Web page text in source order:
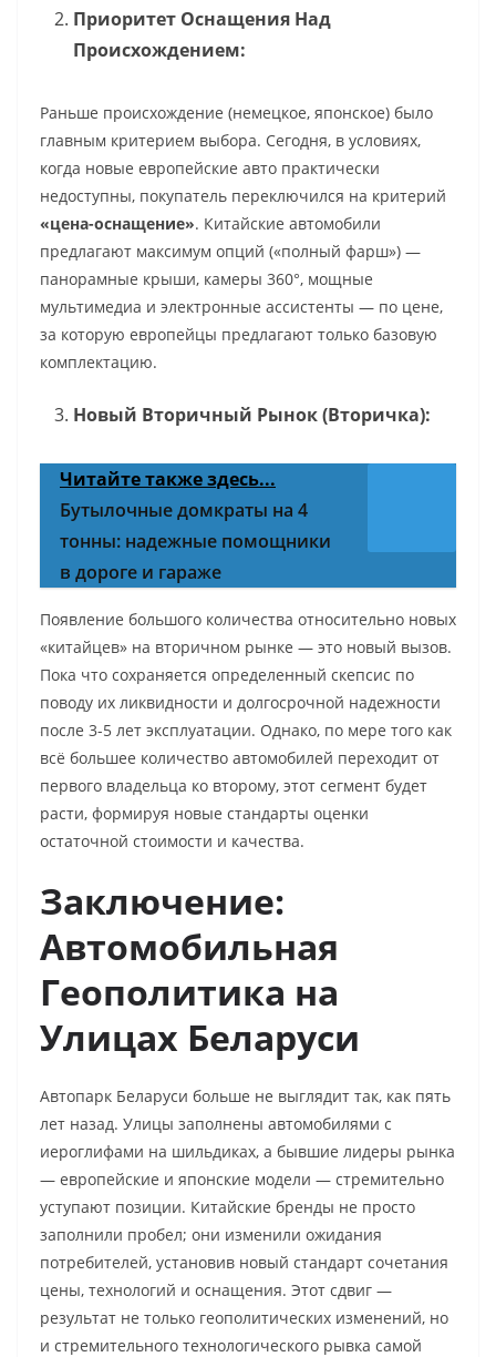
Приоритет Оснащения Над
Происхождением:
Раньше происхождение (немецкое, японское) было
главным критерием выбора. Сегодня, в условиях,
когда новые европейские авто практически
недоступны, покупатель переключился на критерий
«цена-оснащение». Китайские автомобили
предлагают максимум опций («полный фарш») —
панорамные крыши, камеры 360°, мощные
мультимедиа и электронные ассистенты — по цене,
за которую европейцы предлагают только базовую
комплектацию.
Новый Вторичный Рынок (Вторичка):
Читайте также здесь...
Бутылочные домкраты на 4
тонны: надежные помощники
в дороге и гараже
Появление большого количества относительно новых
«китайцев» на вторичном рынке — это новый вызов.
Пока что сохраняется определенный скепсис по
поводу их ликвидности и долгосрочной надежности
после 3-5 лет эксплуатации. Однако, по мере того как
всё большее количество автомобилей переходит от
первого владельца ко второму, этот сегмент будет
расти, формируя новые стандарты оценки
остаточной стоимости и качества.
Заключение:
Автомобильная
Геополитика на
Улицах Беларуси
Автопарк Беларуси больше не выглядит так, как пять
лет назад. Улицы заполнены автомобилями с
иероглифами на шильдиках, а бывшие лидеры рынка
— европейские и японские модели — стремительно
уступают позиции. Китайские бренды не просто
заполнили пробел; они изменили ожидания
потребителей, установив новый стандарт сочетания
цены, технологий и оснащения. Этот сдвиг —
результат не только геополитических изменений, но
и стремительного технологического рывка самой